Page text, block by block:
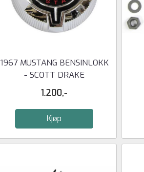
1967 MUSTANG BENSINLOKK
- SCOTT DRAKE
1.200,-
Kjøp